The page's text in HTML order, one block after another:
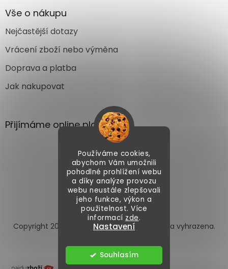
Používáme cookies,
abychom Vám umožnili
pohodlné prohlížení webu
a díky analýze provozu
webu neustále zlepšovali
jeho funkce, výkon a
použitelnost. Více
informací zde.
Nastavení
Souhlasím
Vše o nákupu
Nejčastější dotazy
Vrácení zboží nebo výměna
Doprava a platba
Jak nakupovat
Přijímáme online platby
Vytvořil Shoptet
Copyright 2026 Autoface.cz. Všechna práva vyhrazena.